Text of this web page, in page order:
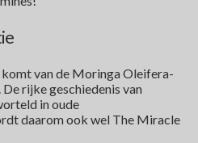
van de Moringa Oleifera-
rijke geschiedenis van
in oude
daarom ook wel The Miracle